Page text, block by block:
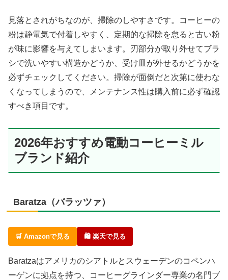
見落とされがちなのが、掃除のしやすさです。コーヒーの
粉は静電気で付着しやすく、定期的な掃除を怠ると古い粉
が味に影響を与えてしまいます。刃部分が取り外せてブラ
シで洗いやすい構造かどうか、受け皿が外せるかどうかを
必ずチェックしてください。掃除が面倒だと次第に使わな
くなってしまうので、メンテナンス性は購入前に必ず確認
すべき項目です。
2026年おすすめ電動コーヒーミル
ブランド紹介
Baratza（バラッツァ）
🛒 Amazonで見る 🛍 楽天で見る
Baratzaはアメリカのシアトルとスウェーデンのコペンハ
ーゲンに拠点を持つ、コーヒーグラインダー専業の名門ブ